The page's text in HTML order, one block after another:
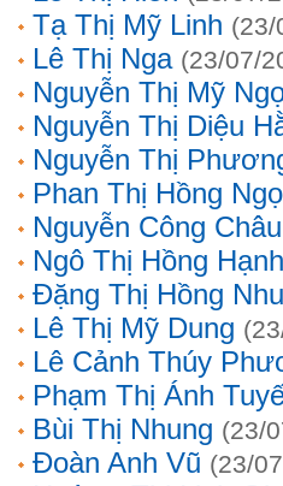
Tạ Thị Mỹ Linh (23/
Lê Thị Nga (23/07/
Nguyễn Thị Mỹ
Nguyễn Thị Diệu
Nguyễn Thị
Phan Thị Hồng
Nguyễn Công Châu
Ngô Thị Hồng Hạnh
Đặng Thị Hồng
Lê Thị Mỹ Dung
Lê Cảnh Thúy
Phạm Thị Ánh
Bùi Thị Nhung (23/
Đoàn Anh Vũ (23/